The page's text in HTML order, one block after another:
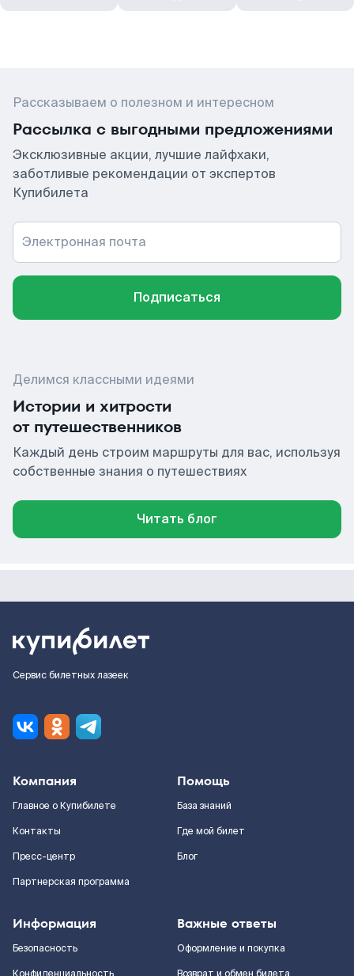
Рассказываем о полезном и интересном
Рассылка с выгодными предложениями
Эксклюзивные акции, лучшие лайфхаки,
заботливые рекомендации от экспертов
Купибилета
Электронная почта
Подписаться
Делимся классными идеями
Истории и хитрости
от путешественников
Каждый день строим маршруты для вас, используя
собственные знания о путешествиях
Читать блог
Сервис билетных лазеек
Компания
Главное о Купибилете
Контакты
Пресс-центр
Партнерская программа
Помощь
База знаний
Где мой билет
Блог
Информация
Безопасность
Важные ответы
Оформление и покупка